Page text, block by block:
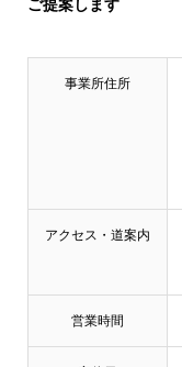
ご提案します
事業所住所
アクセス・道案内
営業時間